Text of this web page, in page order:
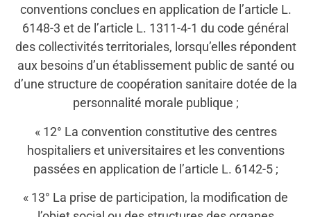
conventions conclues en application de l’article L.
6148-3 et de l’article L. 1311-4-1 du code général
des collectivités territoriales, lorsqu’elles répondent
aux besoins d’un établissement public de santé ou
d’une structure de coopération sanitaire dotée de la
personnalité morale publique ;
« 12° La convention constitutive des centres
hospitaliers et universitaires et les conventions
passées en application de l’article L. 6142-5 ;
« 13° La prise de participation, la modification de